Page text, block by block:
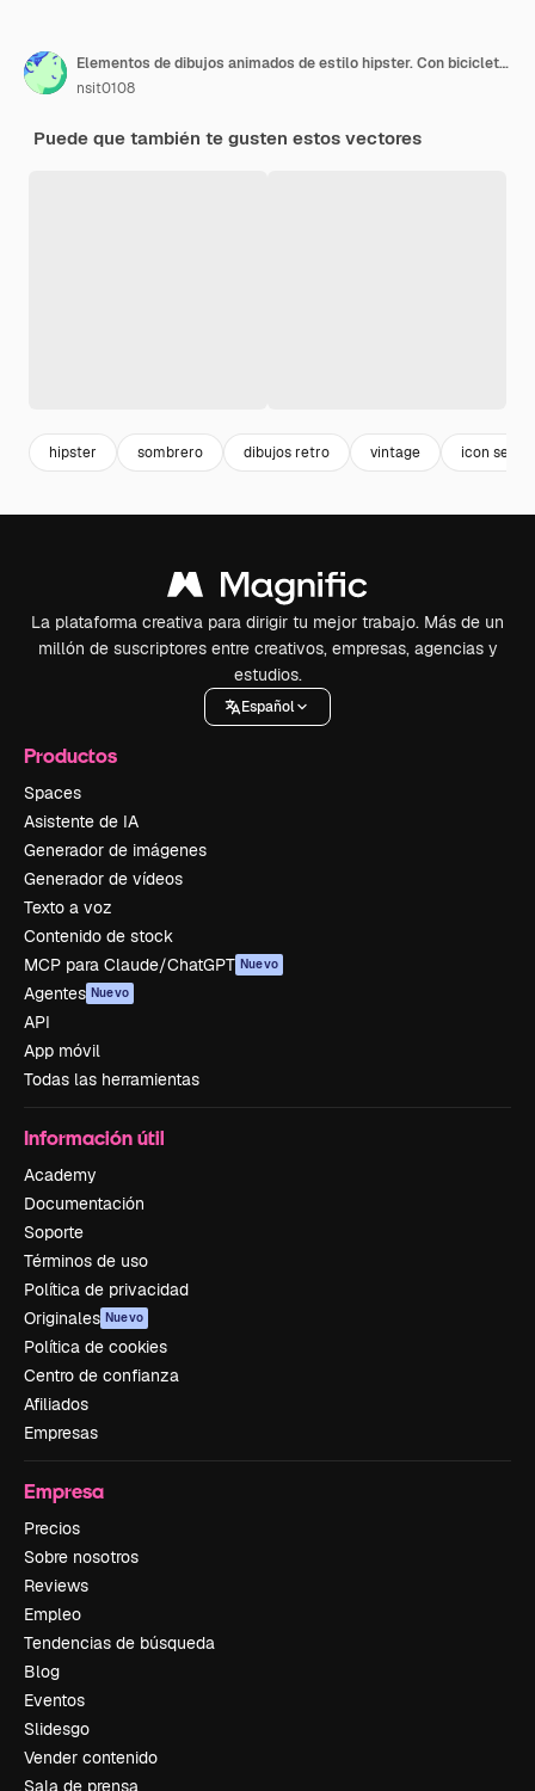
Elementos de dibujos animados de estilo hipster. Con bicicleta, gafas, bigote.
nsit0108
Puede que también te gusten estos vectores
hipster sombrero dibujos retro vintage icon set
La plataforma creativa para dirigir tu mejor trabajo. Más de un
millón de suscriptores entre creativos, empresas, agencias y
estudios.
Español
Productos
Spaces
Asistente de IA
Generador de imágenes
Generador de vídeos
Texto a voz
Contenido de stock
MCP para Claude/ChatGPT Nuevo
Agentes Nuevo
API
App móvil
Todas las herramientas
Información útil
Academy
Documentación
Soporte
Términos de uso
Política de privacidad
Originales Nuevo
Política de cookies
Centro de confianza
Afiliados
Empresas
Empresa
Precios
Sobre nosotros
Reviews
Empleo
Tendencias de búsqueda
Blog
Eventos
Slidesgo
Vender contenido
Sala de prensa